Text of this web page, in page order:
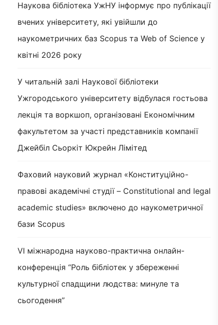
Наукова бібліотека УжНУ інформує про публікації
вчених університету, які увійшли до
наукометричних баз Scopus та Web of Science у
квітні 2026 року
У читальній залі Наукової бібліотеки
Ужгородського університету відбулася гостьова
лекція та воркшоп, організовані Економічним
факультетом за участі представників компанії
Джейбіл Сьоркіт Юкрейн Лімітед
Фаховий науковий журнал «Конституційно-
правові академічні студії – Constitutional and legal
academic studies» включено до наукометричної
бази Scopus
VI міжнародна науково-практична онлайн-
конференція “Роль бібліотек у збереженні
культурної спадщини людства: минуле та
сьогодення”